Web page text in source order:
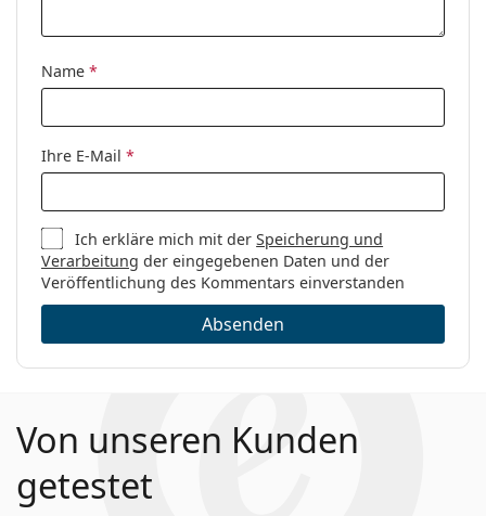
Name *
Ihre E-Mail *
Ich erkläre mich mit derSpeicherung und
Verarbeitung der eingegebenen Daten und der
Veröffentlichung des Kommentars einverstanden
Absenden
Von unseren Kunden
getestet